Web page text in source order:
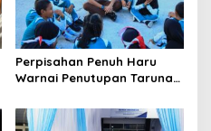
Perpisahan Penuh Haru
Warnai Penutupan Taruna
Kepulauan